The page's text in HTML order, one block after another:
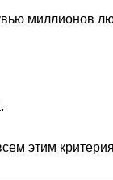
миллионов
этим